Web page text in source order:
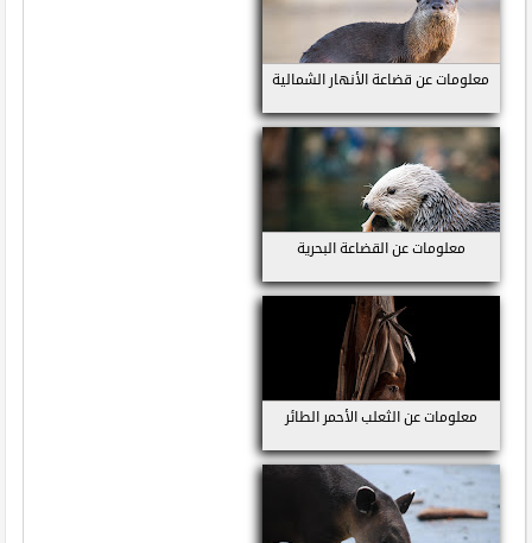
معلومات عن قضاعة الأنهار الشمالية
معلومات عن القضاعة البحرية
معلومات عن الثعلب الأحمر الطائر